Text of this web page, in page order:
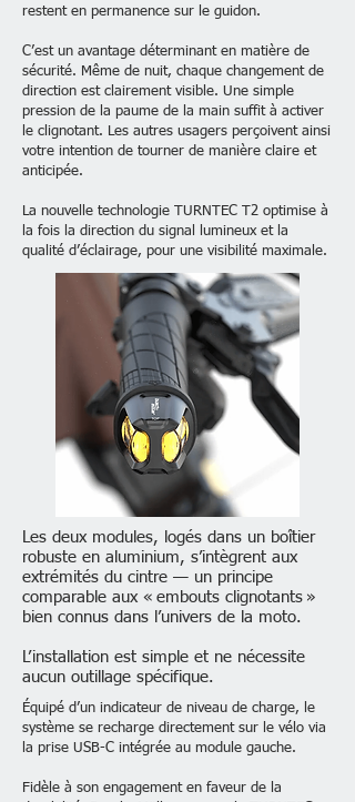
restent en permanence sur le guidon.
C’est un avantage déterminant en matière de
sécurité. Même de nuit, chaque changement de
direction est clairement visible. Une simple
pression de la paume de la main suffit à activer
le clignotant. Les autres usagers perçoivent ainsi
votre intention de tourner de manière claire et
anticipée.
La nouvelle technologie TURNTEC T2 optimise à
la fois la direction du signal lumineux et la
qualité d’éclairage, pour une visibilité maximale.
Les deux modules, logés dans un boîtier
robuste en aluminium, s’intègrent aux
extrémités du cintre — un principe
comparable aux « embouts clignotants »
bien connus dans l’univers de la moto.
L’installation est simple et ne nécessite
aucun outillage spécifique.
Équipé d’un indicateur de niveau de charge, le
système se recharge directement sur le vélo via
la prise USB-C intégrée au module gauche.
Fidèle à son engagement en faveur de la